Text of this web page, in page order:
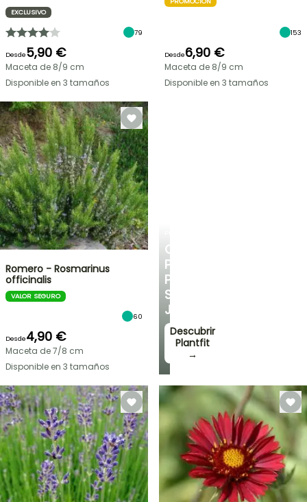
CONSEJOS
PERSONALIZADOS
PARA
SU
JARDÍN
Descubrir
Plantfit
→
EXCLUSIVO
79
Desde5,90 €
Maceta de 8/9 cm
Disponible en 3 tamaños
153
Desde6,90 €
Maceta de 8/9 cm
Disponible en 3 tamaños
Romero - Rosmarinus
officinalis
VALOR SEGURO
60
Desde4,90 €
Maceta de 7/8 cm
Disponible en 3 tamaños